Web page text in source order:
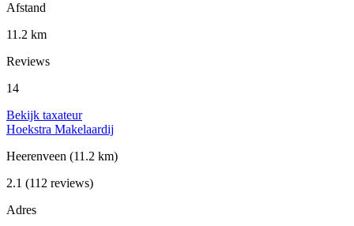
Afstand
11.2 km
Reviews
14
Bekijk taxateur
Hoekstra Makelaardij
Heerenveen (11.2 km)
2.1 (112 reviews)
Adres